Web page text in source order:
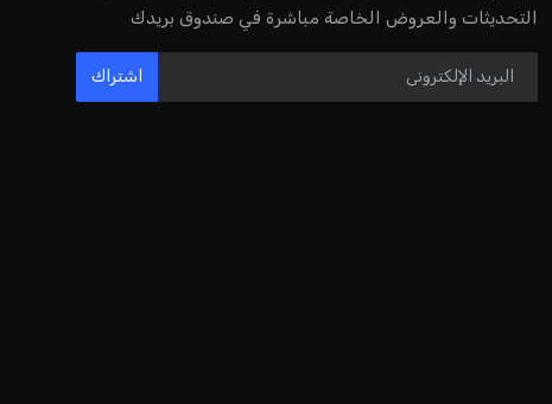
مستثمر هندي بريطاني يسعى لامتلاك
حصة في نادي ليفربول الرياضي